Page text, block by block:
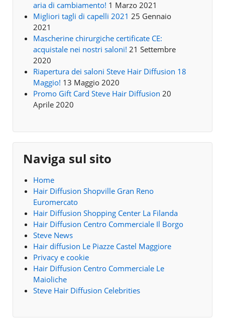
aria di cambiamento! 1 Marzo 2021
Migliori tagli di capelli 2021 25 Gennaio
2021
Mascherine chirurgiche certificate CE:
acquistale nei nostri saloni! 21 Settembre
2020
Riapertura dei saloni Steve Hair Diffusion 18
Maggio! 13 Maggio 2020
Promo Gift Card Steve Hair Diffusion 20
Aprile 2020
Naviga sul sito
Home
Hair Diffusion Shopville Gran Reno
Euromercato
Hair Diffusion Shopping Center La Filanda
Hair Diffusion Centro Commerciale Il Borgo
Steve News
Hair diffusion Le Piazze Castel Maggiore
Privacy e cookie
Hair Diffusion Centro Commerciale Le
Maioliche
Steve Hair Diffusion Celebrities